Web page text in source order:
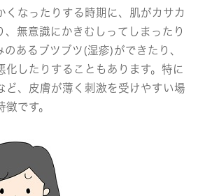
くなったりする時期に、肌がカサカ
、無意識にかきむしってしまったり
のあるブツブツ(湿疹)ができたり、
化したりすることもあります。特に
ど、皮膚が薄く刺激を受けやすい場
です。